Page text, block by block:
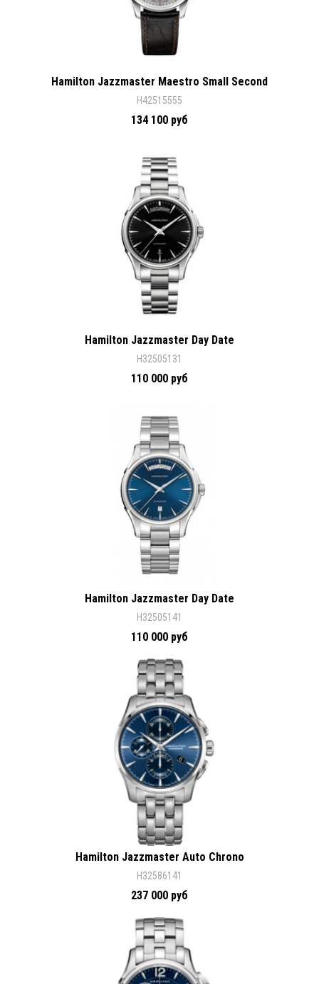
Hamilton Jazzmaster Maestro Small Second
H42515555
134 100 руб
Hamilton Jazzmaster Day Date
H32505131
110 000 руб
Hamilton Jazzmaster Day Date
H32505141
110 000 руб
Hamilton Jazzmaster Auto Chrono
H32586141
237 000 руб